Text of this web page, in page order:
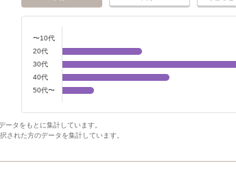
〜10代
20代
30代
40代
50代〜
タをもとに集計しています。
れた方のデータを集計しています。